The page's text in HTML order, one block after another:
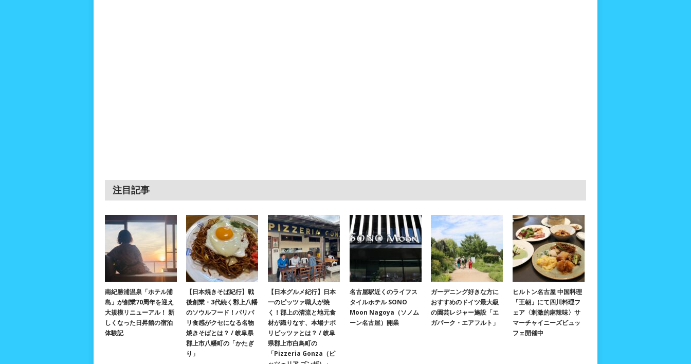
注目記事
南紀勝浦温泉「ホテル浦
島」が創業70周年を迎え
大規模リニューアル！ 新
しくなった日昇館の宿泊
体験記
【日本焼きそば紀行】戦
後創業・3代続く郡上八幡
のソウルフード！パリパ
リ食感がクセになる名物
焼きそばとは？ / 岐阜県
郡上市八幡町の「かたぎ
り」
【日本グルメ紀行】日本
一のピッツァ職人が焼
く！郡上の清流と地元食
材が織りなす、本場ナポ
リピッツァとは？ / 岐阜
県郡上市白鳥町の
「Pizzeria Gonza（ピ
名古屋駅近くのライフス
タイルホテル SONO
Moon Nagoya（ソノム
ーン名古屋）開業
ガーデニング好きな方に
おすすめのドイツ最大級
の園芸レジャー施設「エ
ガパーク・エアフルト」
ヒルトン名古屋 中国料理
「王朝」にて四川料理フ
ェア〈刺激的麻辣味〉サ
マーチャイニーズビュッ
フェ開催中